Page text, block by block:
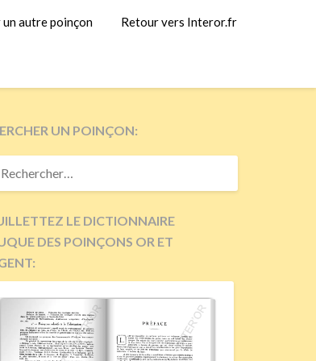
un autre poinçon Retour vers Interor.fr
UN POINÇON:
:
LE DICTIONNAIRE
DES POINÇONS OR ET